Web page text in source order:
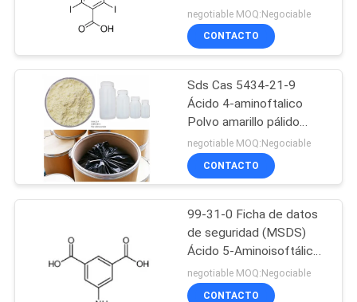
Ácido aminoflálico
4 Nitroftalimida
Polvo de color marrón
amarillento o ligeramente
amarillo
negotiable MOQ:Negociable
CONTACTO
Sds Cas 5434-21-9
Ácido 4-aminoftalico
Polvo amarillo pálido
Soluble en agua Pka 2.42
negotiable MOQ:Negociable
CONTACTO
99-31-0 Ficha de datos
de seguridad (MSDS)
Ácido 5-Aminoisoftálico
99.0% Mín. HPLC 9 Mt
por mes
negotiable MOQ:Negociable
CONTACTO